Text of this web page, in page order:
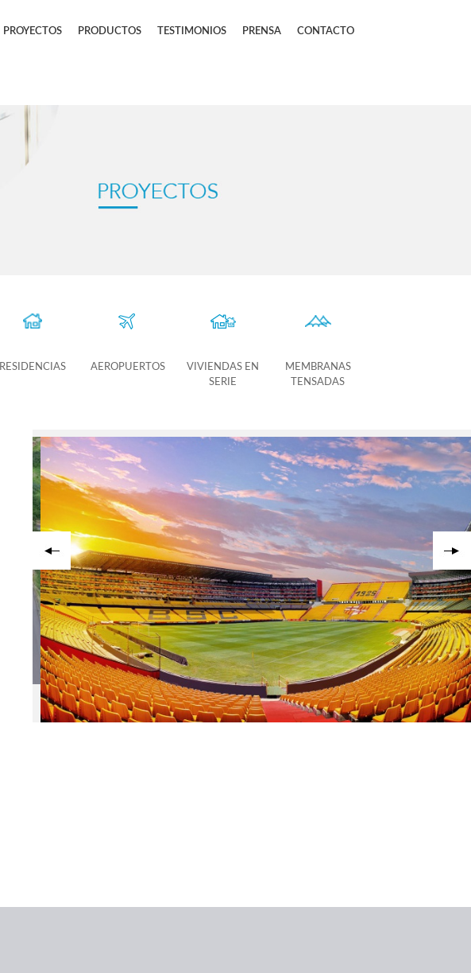
PROYECTOS PRODUCTOS TESTIMONIOS PRENSA CONTACTO
RESIDENCIAS AEROPUERTOS
VIVIENDAS EN
SERIE
MEMBRANAS
TENSADAS